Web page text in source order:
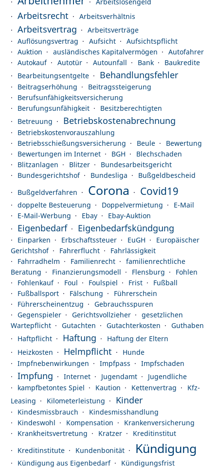
Arbeitsrecht Arbeitsverhältnis
Arbeitsvertrag
Arbeitsverträge
Auflösungsvertrag
Aufsicht
Aufsichtspflicht
Auktion
ausländisches Kapitalvermögen
Autofahrer
Autokauf
Autotür Autounfall Bank
Baukredite
Bearbeitungsentgelte
Behandlungsfehler
Beitragserhöhung
Beitragssteigerung
Berufsunfähigkeitsversicherung
Berufungsunfähigkeit
Besitzberechtigten
Betreuung
Betriebskostenabrechnung
Betriebskostenvorauszahlung
Betriebsschießungsversicherung
Beule
Bewertung
Bewertungen im Internet
BGH
Blechschaden
Blitzanlagen
Blitzer
Bundesarbeitsgericht
Bundesgerichtshof
Bundesliga
Bußgeldbescheid
Bußgeldverfahren
Corona Covid19
doppelte Besteuerung Doppelvermietung
E-Mail
E-Mail-Werbung
Ebay Ebay-Auktion
Eigenbedarf Eigenbedarfskündgung
Einparken Erbschaftssteuer EuGH
Europäischer
Gerichtshof
Fahrerflucht
Fahrlässigkeit
Fahrradhelm
Familienrecht
familienrechtliche
Beratung
Finanzierungsmodell Flensburg
Fohlen
Fohlenkauf
Foul Foulspiel Frist
Fußball
Fußballsport
Fälschung
Führerschein
Führerscheinentzug
Gebrauchsspuren
Gegenspieler
Gerichtsvollzieher
gesetzlichen
Wartepflicht
Gutachten Gutachterkosten
Guthaben
Haftpflicht
Haftung
Haftung der Eltern
Heizkosten
Helmpflicht
Hunde
Impfnebenwirkungen
Impfpass Impfschaden
Impfung Internet Jugendamt
Jugendliche
kampfbetontes Spiel
Kaution Kettenvertrag
Kfz-
Leasing
Kilometerleistung Kinder
Kindesmissbrauch
Kindesmisshandlung
Kindeswohl
Kompensation
Krankenversicherung
Krankheitsvertretung
Kratzer
Kreditinstitut
Kreditinstitute
Kundenbonität Kündigung
Kündigung aus Eigenbedarf Kündigungsfrist